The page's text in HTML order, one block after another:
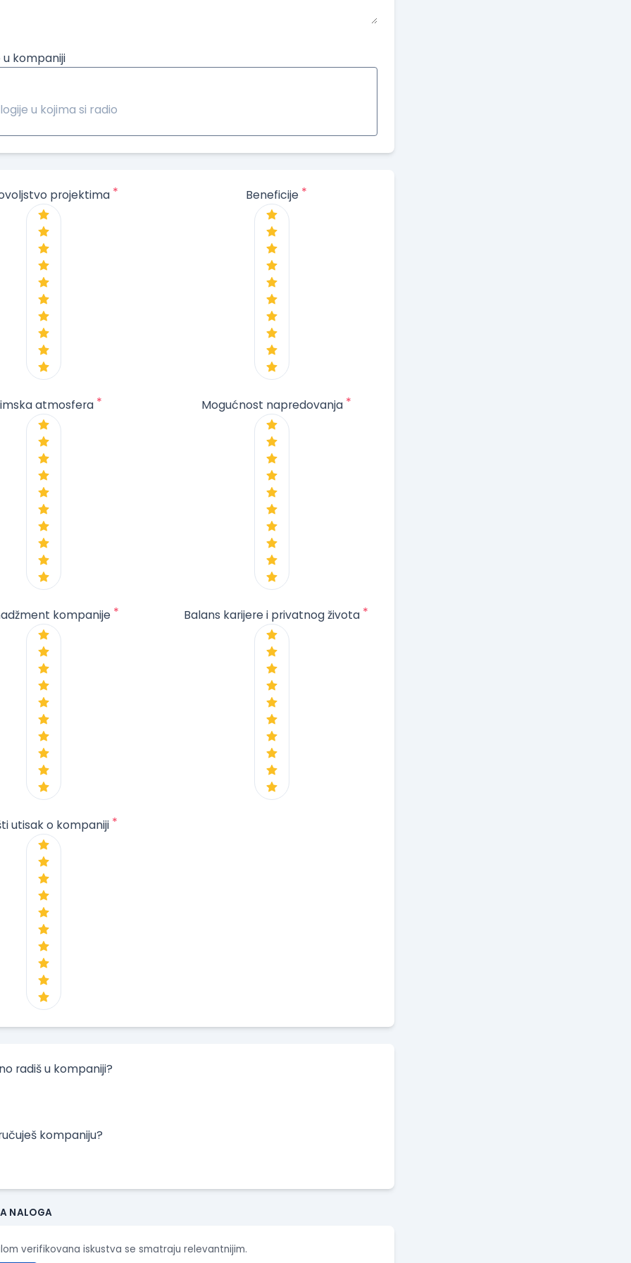
u kompaniji
u kojima si radio
projektima * Beneficije *
atmosfera * Mogućnost napredovanja *
kompanije * Balans karijere i privatnog života *
utisak o kompaniji *
radiš u kompaniji?
kompaniju?
NALOGA
verifikovana iskustva se smatraju relevantnijim.